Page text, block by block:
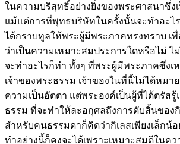
ในความบริสุทธิ์อย่างยิ่งของพระศาสนาซึ่ง
แม้แต่การที่พุทธบริษัทในครั้งนั้นจะทำอะไ
ได้กราบทูลให้พระผู้มีพระภาคทรงทราบ เ
ว่าเป็นความเหมาะสมประการใดหรือไม่ ไ
จะทำอะไรก็ทำ ทั้งๆ ที่พระผู้มีพระภาคซึ่งเ
เจ้าของพระธรรม เจ้าของในที่นี้ไม่ได้หมา
ความเป็นอัตตา แต่พระองค์เป็นผู้ที่ได้ตรัสรู้
ธรรม ที่จะทำให้ละอกุศลถึงการดับสิ้นของกิ
สำหรับคนธรรมดาก็คิดว่ากิเลสเพียงเล็กน้
ทำอย่างนี้ก็คงจะได้เพราะเหมาะสมดีในคว